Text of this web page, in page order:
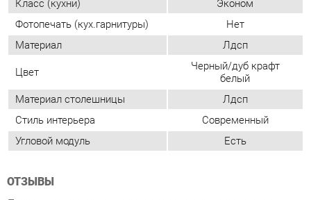
Материал столешницы
Лдсп
Стиль интерьера
Современный
Угловой модуль
Есть
Пока нет отзывов, поделитесь первым своим мнением.
ДОБАВИТЬ ОТЗЫВ